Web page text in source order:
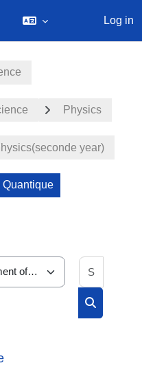
Log in
Physics
year)
Quantique